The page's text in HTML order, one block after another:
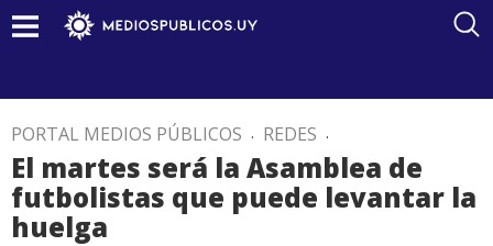
PORTAL MEDIOS PÚBLICOS . REDES .
El martes será la Asamblea de
futbolistas que puede levantar la
huelga